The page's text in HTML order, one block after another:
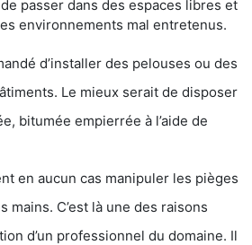
passer dans des espaces libres et
environnements mal entretenus.
d’installer des pelouses ou des
Le mieux serait de disposer
bitumée empierrée à l’aide de
en aucun cas manipuler les pièges
mains. C’est là une des raisons
d’un professionnel du domaine. Il